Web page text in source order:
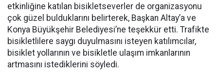
etkinliğine katılan bisikletseverler de organizasyonu
çok güzel bulduklarını belirterek, Başkan Altay’a ve
Konya Büyükşehir Belediyesi’ne teşekkür etti. Trafikte
bisikletlilere saygı duyulmasını isteyen katılımcılar,
bisiklet yollarının ve bisikletle ulaşım imkanlarının
artmasını istediklerini söyledi.